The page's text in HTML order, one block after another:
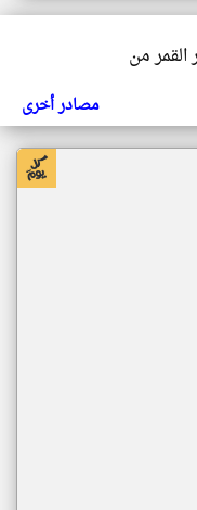
القمر من
مصادر أخرى